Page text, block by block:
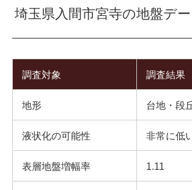
埼玉県入間市宮寺の地盤デー
調査対象 調査結果
地形 台地・段
液状化の可能性 非常に低
表層地盤増幅率 1.11